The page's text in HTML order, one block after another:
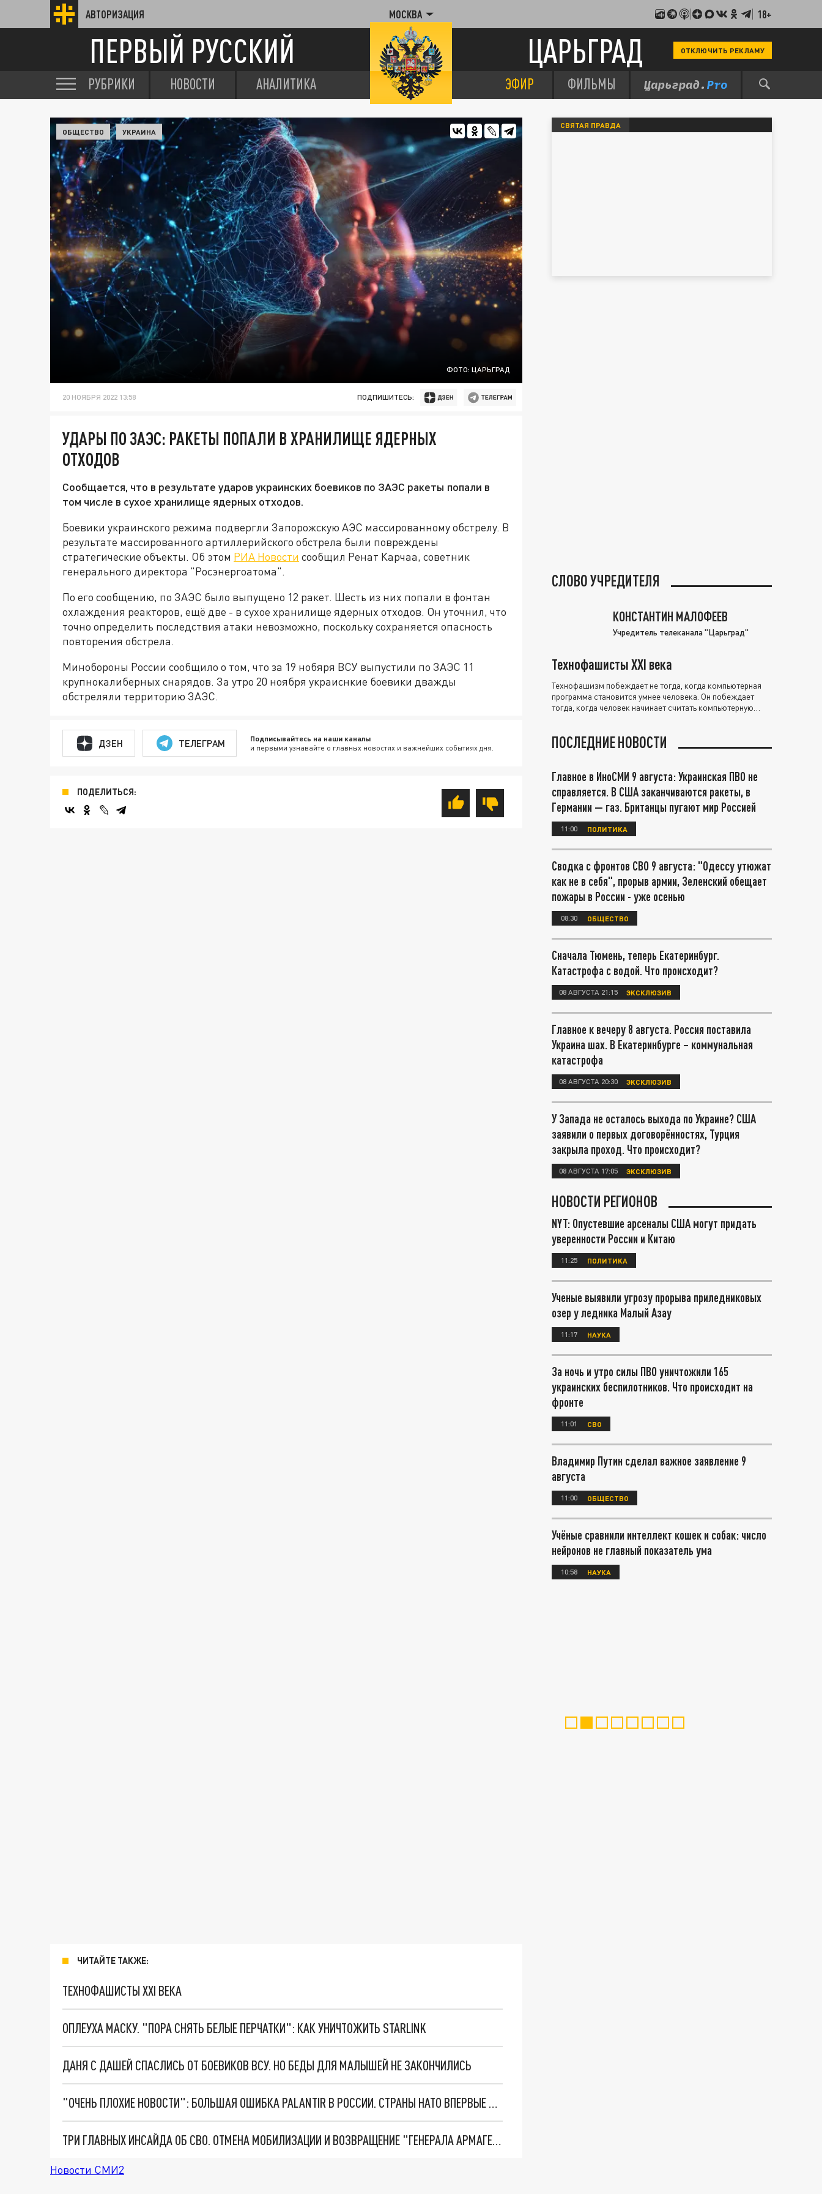
АВТОРИЗАЦИЯ МОСКВА 18+
ПЕРВЫЙ РУССКИЙ ЦАРЬГРАД ОТКЛЮЧИТЬ РЕКЛАМУ
РУБРИКИ НОВОСТИ АНАЛИТИКА ЭФИР ФИЛЬМЫ
ФОТО: ЦАРЬГРАД
ОБЩЕСТВО УКРАИНА
20 НОЯБРЯ 2022 13:58 ПОДПИШИТЕСЬ:
УДАРЫ ПО ЗАЭС: РАКЕТЫ ПОПАЛИ В ХРАНИЛИЩЕ ЯДЕРНЫХ
ОТХОДОВ
Сообщается, что в результате ударов украинских боевиков по ЗАЭС ракеты попали в
том числе в сухое хранилище ядерных отходов.
Боевики украинского режима подвергли Запорожскую АЭС массированному обстрелу. В
результате массированного артиллерийского обстрела были повреждены
стратегические объекты. Об этом РИА Новости сообщил Ренат Карчаа, советник
генерального директора "Росэнергоатома".
По его сообщению, по ЗАЭС было выпущено 12 ракет. Шесть из них попали в фонтан
охлаждения реакторов, ещё две - в сухое хранилище ядерных отходов. Он уточнил, что
точно определить последствия атаки невозможно, поскольку сохраняется опасность
повторения обстрела.
Минобороны России сообщило о том, что за 19 нобяря ВСУ выпустили по ЗАЭС 11
крупнокалиберных снарядов. За утро 20 ноября украиснкие боевики дважды
обстреляли территорию ЗАЭС.
ДЗЕН ТЕЛЕГРАМ Подписывайтесь на наши каналы
и первыми узнавайте о главных новостях и важнейших событиях дня.
ПОДЕЛИТЬСЯ:
ЧИТАЙТЕ ТАКЖЕ:
ТЕХНОФАШИСТЫ XXI ВЕКА
ОПЛЕУХА МАСКУ. "ПОРА СНЯТЬ БЕЛЫЕ ПЕРЧАТКИ": КАК УНИЧТОЖИТЬ STARLINK
ДАНЯ С ДАШЕЙ СПАСЛИСЬ ОТ БОЕВИКОВ ВСУ. НО БЕДЫ ДЛЯ МАЛЫШЕЙ НЕ ЗАКОНЧИЛИСЬ
"ОЧЕНЬ ПЛОХИЕ НОВОСТИ": БОЛЬШАЯ ОШИБКА PALANTIR В РОССИИ. СТРАНЫ НАТО ВПЕРВЫЕ ЗА СВО ОСТАНОВИЛИ ПОСТАВКИ ОРУЖИЯ. ВСУ ТЕРЯЮТ ПРИГРАНИЧЬЕ?
ТРИ ГЛАВНЫХ ИНСАЙДА ОБ СВО. ОТМЕНА МОБИЛИЗАЦИИ И ВОЗВРАЩЕНИЕ "ГЕНЕРАЛА АРМАГЕДДОНА"? ОТЛИЧНЫЕ НОВОСТИ, КОТОРЫЕ ЖДАЛИ ВСЕ
Новости СМИ2
СВЯТАЯ ПРАВДА
СЛОВО УЧРЕДИТЕЛЯ
КОНСТАНТИН МАЛОФЕЕВ
Учредитель телеканала "Царьград"
Технофашисты XXI века
Технофашизм побеждает не тогда, когда компьютерная
программа становится умнее человека. Он побеждает
тогда, когда человек начинает считать компьютерную
ПОСЛЕДНИЕ НОВОСТИ
Главное в ИноСМИ 9 августа: Украинская ПВО не
справляется. В США заканчиваются ракеты, в
Германии — газ. Британцы пугают мир Россией
11:00 ПОЛИТИКА
Сводка с фронтов СВО 9 августа: "Одессу утюжат
как не в себя", прорыв армии, Зеленский обещает
пожары в России - уже осенью
08:30 ОБЩЕСТВО
Сначала Тюмень, теперь Екатеринбург.
Катастрофа с водой. Что происходит?
08 АВГУСТА 21:15 ЭКСКЛЮЗИВ
Главное к вечеру 8 августа. Россия поставила
Украина шах. В Екатеринбурге – коммунальная
катастрофа
08 АВГУСТА 20:30 ЭКСКЛЮЗИВ
У Запада не осталось выхода по Украине? США
заявили о первых договорённостях, Турция
закрыла проход. Что происходит?
08 АВГУСТА 17:05 ЭКСКЛЮЗИВ
НОВОСТИ РЕГИОНОВ
NYT: Опустевшие арсеналы США могут придать
уверенности России и Китаю
11:25 ПОЛИТИКА
Ученые выявили угрозу прорыва приледниковых
озер у ледника Малый Азау
11:17 НАУКА
За ночь и утро силы ПВО уничтожили 165
украинских беспилотников. Что происходит на
фронте
11:01 СВО
Владимир Путин сделал важное заявление 9
августа
11:00 ОБЩЕСТВО
Учёные сравнили интеллект кошек и собак: число
нейронов не главный показатель ума
10:58 НАУКА